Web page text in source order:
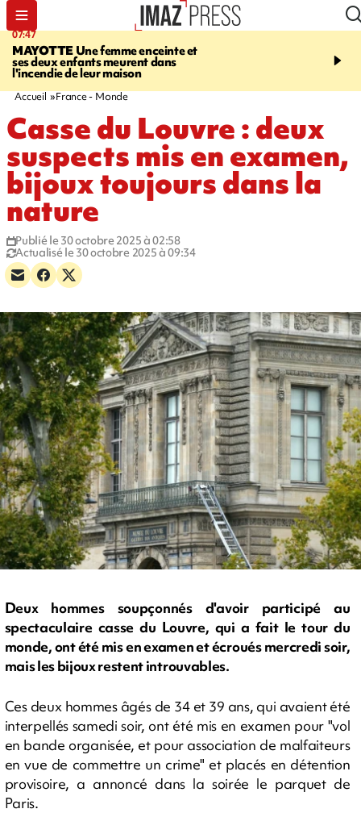
07:47
MAYOTTE Une femme enceinte et
ses deux enfants meurent dans
l'incendie de leur maison
10:48
Christophe Lambert
Accueil France - Monde
Casse du Louvre : deux
suspects mis en examen,
bijoux toujours dans la
nature
Publié le 30 octobre 2025 à 02:58
Actualisé le 30 octobre 2025 à 09:34
Deux hommes soupçonnés d'avoir participé au
spectaculaire casse du Louvre, qui a fait le tour du
monde, ont été mis en examen et écroués mercredi soir,
mais les bijoux restent introuvables.
Ces deux hommes âgés de 34 et 39 ans, qui avaient été
interpellés samedi soir, ont été mis en examen pour "vol
en bande organisée, et pour association de malfaiteurs
en vue de commettre un crime" et placés en détention
provisoire, a annoncé dans la soirée le parquet de
Paris.